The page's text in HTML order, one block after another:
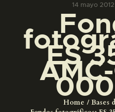
14 mayo 2012
ES
Home Bases
PREPARAR
ACTIVIDADES
█
EL MUSEO